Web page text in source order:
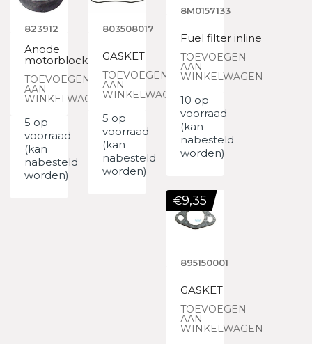
823912
Anode
motorblock
TOEVOEGEN
AAN
WINKELWAGEN
5 op
voorraad
(kan
nabesteld
worden)
803508017
GASKET
TOEVOEGEN
AAN
WINKELWAGEN
5 op
voorraad
(kan
nabesteld
worden)
8M0157133
Fuel filter inline
TOEVOEGEN
AAN
WINKELWAGEN
10 op
voorraad
(kan
nabesteld
worden)
895150001
GASKET
TOEVOEGEN
AAN
WINKELWAGEN
€9,35